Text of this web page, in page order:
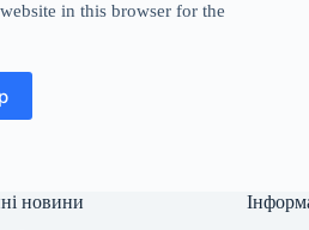
in this browser for the
новини